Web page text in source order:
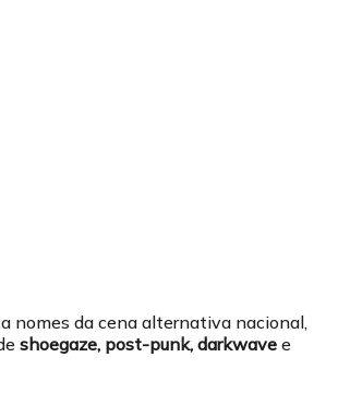
nomes da cena alternativa nacional,
shoegaze, post-punk, darkwave e